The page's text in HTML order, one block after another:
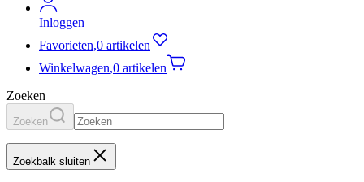
Inloggen
Favorieten,0 artikelen
Winkelwagen,0 artikelen
Zoeken
Zoeken
Zoekbalk sluiten